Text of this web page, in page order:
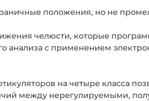
положения, но не
челюсти, которые
с применением
на четыре класса
между нерегулируемыми,